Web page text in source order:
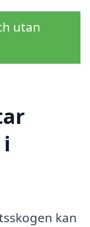
utan
kan